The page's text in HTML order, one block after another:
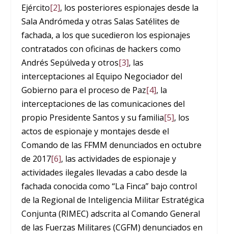
Ejército[2], los posteriores espionajes desde la
Sala Andrómeda y otras Salas Satélites de
fachada, a los que sucedieron los espionajes
contratados con oficinas de hackers como
Andrés Sepúlveda y otros[3], las
interceptaciones al Equipo Negociador del
Gobierno para el proceso de Paz[4], la
interceptaciones de las comunicaciones del
propio Presidente Santos y su familia[5], los
actos de espionaje y montajes desde el
Comando de las FFMM denunciados en octubre
de 2017[6], las actividades de espionaje y
actividades ilegales llevadas a cabo desde la
fachada conocida como “La Finca” bajo control
de la Regional de Inteligencia Militar Estratégica
Conjunta (RIMEC) adscrita al Comando General
de las Fuerzas Militares (CGFM) denunciados en